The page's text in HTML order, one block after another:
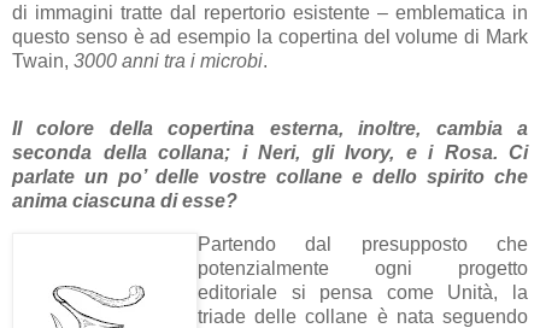
di immagini tratte dal repertorio esistente – emblematica in
questo senso è ad esempio la copertina del volume di Mark
Twain, 3000 anni tra i microbi.
Il colore della copertina esterna, inoltre, cambia a
seconda della collana; i Neri, gli Ivory, e i Rosa. Ci
parlate un po’ delle vostre collane e dello spirito che
anima ciascuna di esse?
Partendo dal presupposto che
potenzialmente ogni progetto
editoriale si pensa come Unità, la
triade delle collane è nata seguendo